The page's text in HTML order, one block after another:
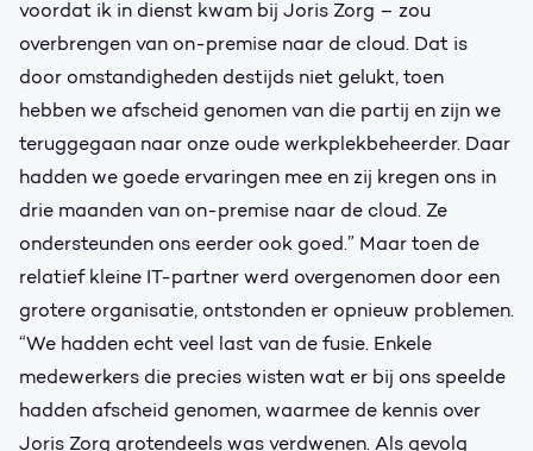
voordat ik in dienst kwam bij Joris Zorg – zou
overbrengen van on-premise naar de cloud. Dat is
door omstandigheden destijds niet gelukt, toen
hebben we afscheid genomen van die partij en zijn we
teruggegaan naar onze oude werkplekbeheerder. Daar
hadden we goede ervaringen mee en zij kregen ons in
drie maanden van on-premise naar de cloud. Ze
ondersteunden ons eerder ook goed.” Maar toen de
relatief kleine IT-partner werd overgenomen door een
grotere organisatie, ontstonden er opnieuw problemen.
“We hadden echt veel last van de fusie. Enkele
medewerkers die precies wisten wat er bij ons speelde
hadden afscheid genomen, waarmee de kennis over
Joris Zorg grotendeels was verdwenen. Als gevolg